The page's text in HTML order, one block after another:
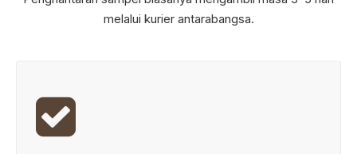
melalui kurier antarabangsa.
